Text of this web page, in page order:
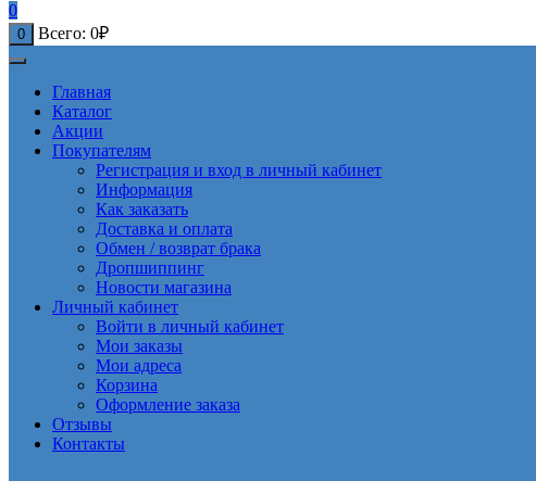
0
0 Всего: 0₽
Главная
Каталог
Акции
Покупателям
Регистрация и вход в личный кабинет
Информация
Как заказать
Доставка и оплата
Обмен / возврат брака
Дропшиппинг
Новости магазина
Личный кабинет
Войти в личный кабинет
Мои заказы
Мои адреса
Корзина
Оформление заказа
Отзывы
Контакты